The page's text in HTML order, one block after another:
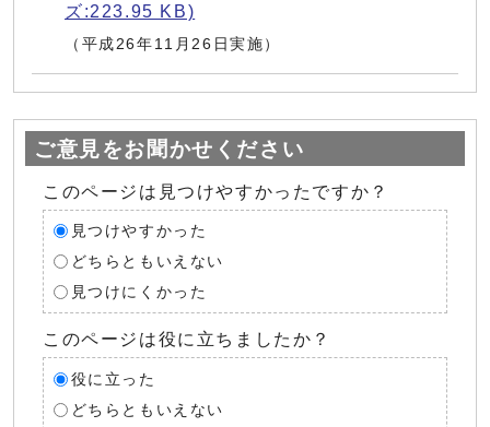
ズ:223.95 KB)
（平成26年11月26日実施）
ご意見をお聞かせください
このページは見つけやすかったですか？
見つけやすかった
どちらともいえない
見つけにくかった
このページは役に立ちましたか？
役に立った
どちらともいえない